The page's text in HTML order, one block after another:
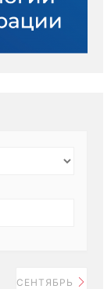
СЕНТЯБРЬ